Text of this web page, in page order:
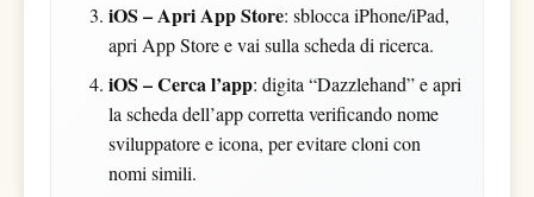
iOS – Apri App Store: sblocca iPhone/iPad,
apri App Store e vai sulla scheda di ricerca.
iOS – Cerca l’app: digita “Dazzlehand” e apri
la scheda dell’app corretta verificando nome
sviluppatore e icona, per evitare cloni con
nomi simili.